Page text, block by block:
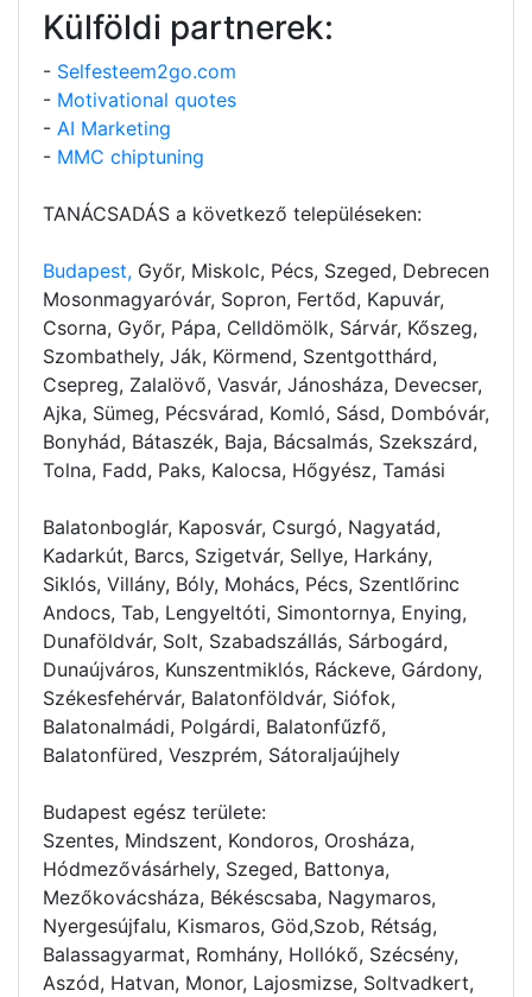
Külföldi partnerek:
- Selfesteem2go.com
- Motivational quotes
- AI Marketing
- MMC chiptuning
TANÁCSADÁS a következő településeken:
Budapest, Győr, Miskolc, Pécs, Szeged, Debrecen
Mosonmagyaróvár, Sopron, Fertőd, Kapuvár,
Csorna, Győr, Pápa, Celldömölk, Sárvár, Kőszeg,
Szombathely, Ják, Körmend, Szentgotthárd,
Csepreg, Zalalövő, Vasvár, Jánosháza, Devecser,
Ajka, Sümeg, Pécsvárad, Komló, Sásd, Dombóvár,
Bonyhád, Bátaszék, Baja, Bácsalmás, Szekszárd,
Tolna, Fadd, Paks, Kalocsa, Hőgyész, Tamási
Balatonboglár, Kaposvár, Csurgó, Nagyatád,
Kadarkút, Barcs, Szigetvár, Sellye, Harkány,
Siklós, Villány, Bóly, Mohács, Pécs, Szentlőrinc
Andocs, Tab, Lengyeltóti, Simontornya, Enying,
Dunaföldvár, Solt, Szabadszállás, Sárbogárd,
Dunaújváros, Kunszentmiklós, Ráckeve, Gárdony,
Székesfehérvár, Balatonföldvár, Siófok,
Balatonalmádi, Polgárdi, Balatonfűzfő,
Balatonfüred, Veszprém, Sátoraljaújhely
Budapest egész területe:
Szentes, Mindszent, Kondoros, Orosháza,
Hódmezővásárhely, Szeged, Battonya,
Mezőkovácsháza, Békéscsaba, Nagymaros,
Nyergesújfalu, Kismaros, Göd,Szob, Rétság,
Balassagyarmat, Romhány, Hollókő, Szécsény,
Aszód, Hatvan, Monor, Lajosmizse, Soltvadkert,